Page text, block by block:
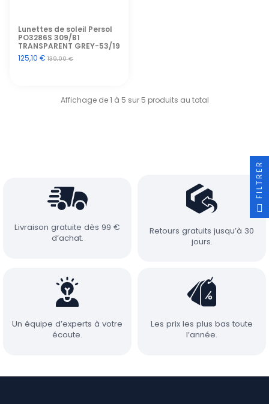
Lunettes de soleil Persol
PO3286S 309/B1
TRANSPARENT GREY-53/19
125,10 €139,00 €
Affichage de 1 à 5 sur 5 produits au total
Livraison gratuite dès 99 €
d’achat.
Retours gratuits jusqu’à 30
jours.
Un équipe d’experts à votre
écoute.
Les prix les plus bas toute
l’année.
FILTRER